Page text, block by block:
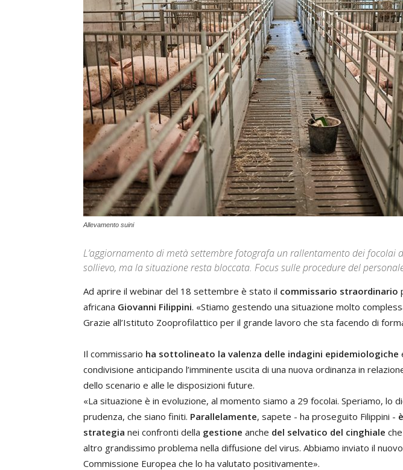
Allevamento suini
L’aggiornamento di metà settembre fotografa un rallentamento dei focolai
sollievo, ma la situazione resta bloccata. Focus sulle procedure del
Ad aprire il webinar del 18 settembre è stato il commissario straordinario
africana Giovanni Filippini. «Stiamo gestendo una situazione molto
Grazie all’Istituto Zooprofilattico per il grande lavoro che sta facendo di
Il commissario ha sottolineato la valenza delle indagini epidemiologiche
condivisione anticipando l’imminente uscita di una nuova ordinanza in
dello scenario e alle le disposizioni future.
«La situazione è in evoluzione, al momento siamo a 29 focolai. Speriamo, lo
prudenza, che siano finiti. Parallelamente, sapete - ha proseguito Filippini -
strategia nei confronti della gestione anche del selvatico del cinghiale
altro grandissimo problema nella diffusione del virus. Abbiamo inviato il nuovo
Commissione Europea che lo ha valutato positivamente».